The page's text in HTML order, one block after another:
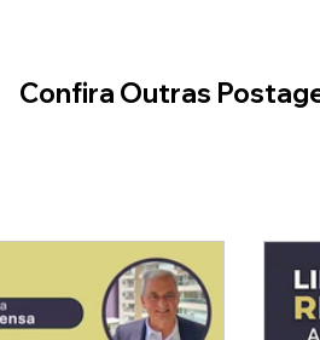
Confira Outras